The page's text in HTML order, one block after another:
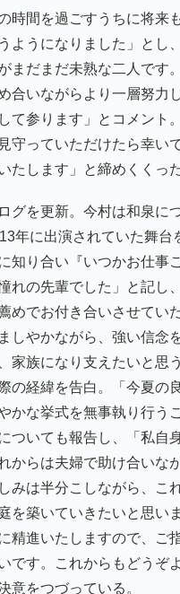
時間を過ごすうちに将来
ようになりました」とし
まだまだ未熟な二人です
合いながらより一層努力
て参ります」とコメント
守っていただけたら幸い
たします」と締めくくった
グを更新。今村は和泉に
年に出演されていた舞台
知り合い『いつかお仕事
れの先輩でした」と記し
めでお付き合いさせてい
しやかながら、強い信念
家族になり支えたいと思
の経緯を告白。「今夏の
かな挙式を無事執り行う
ついても報告し、「私自
からは夫婦で助け合いな
みは半分こしながら、こ
を築いていきたいと思い
精進いたしますので、ご
です。これからもどうぞ
意をつづっている。